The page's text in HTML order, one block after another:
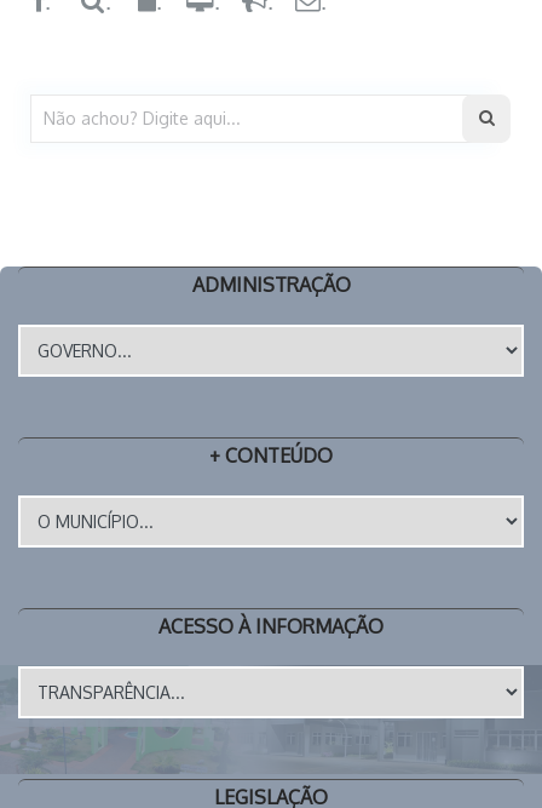
ADMINISTRAÇÃO
+ CONTEÚDO
ACESSO À INFORMAÇÃO
LEGISLAÇÃO